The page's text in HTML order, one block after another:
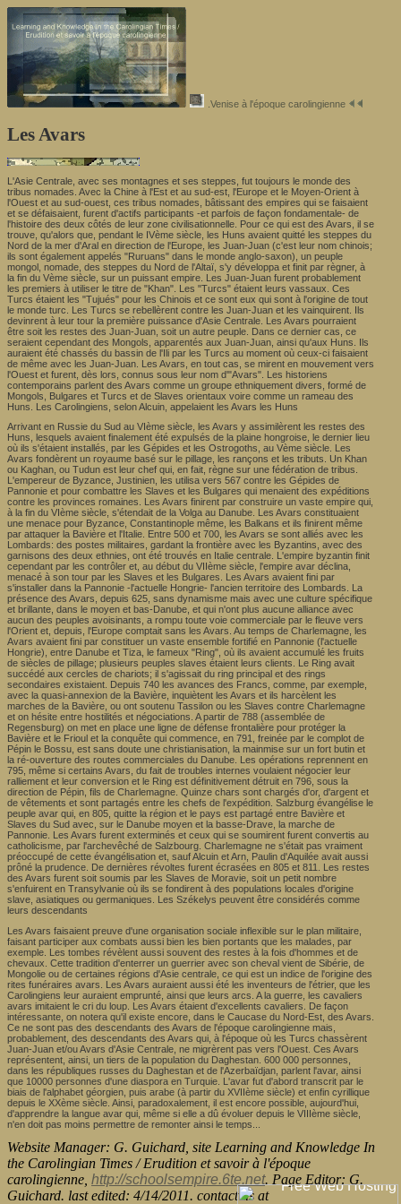
.Venise à l'époque carolingienne
Les Avars
L'Asie Centrale, avec ses montagnes et ses steppes, fut toujours le monde des
tribus nomades. Avec la Chine à l'Est et au sud-est, l'Europe et le Moyen-Orient à
l'Ouest et au sud-ouest, ces tribus nomades, bâtissant des empires qui se faisaient
et se défaisaient, furent d'actifs participants -et parfois de façon fondamentale- de
l'histoire des deux côtés de leur zone civilisationnelle. Pour ce qui est des Avars, il se
trouve, qu'alors que, pendant le IVème siècle, les Huns avaient quitté les steppes du
Nord de la mer d'Aral en direction de l'Europe, les Juan-Juan (c'est leur nom chinois;
ils sont également appelés "Ruruans" dans le monde anglo-saxon), un peuple
mongol, nomade, des steppes du Nord de l'Altaï, s'y développa et finit par règner, à
la fin du Vème siècle, sur un puissant empire. Les Juan-Juan furent probablement
les premiers à utiliser le titre de "Khan". Les "Turcs" étaient leurs vassaux. Ces
Turcs étaient les "Tujués" pour les Chinois et ce sont eux qui sont à l'origine de tout
le monde turc. Les Turcs se rebellèrent contre les Juan-Juan et les vainquirent. Ils
devinrent à leur tour la première puissance d'Asie Centrale. Les Avars pourraient
être soit les restes des Juan-Juan, soit un autre peuple. Dans ce dernier cas, ce
seraient cependant des Mongols, apparentés aux Juan-Juan, ainsi qu'aux Huns. Ils
auraient été chassés du bassin de l'Ili par les Turcs au moment où ceux-ci faisaient
de même avec les Juan-Juan. Les Avars, en tout cas, se mirent en mouvement vers
l'Ouest et furent, dès lors, connus sous leur nom d'"Avars". Les historiens
contemporains parlent des Avars comme un groupe ethniquement divers, formé de
Mongols, Bulgares et Turcs et de Slaves orientaux voire comme un rameau des
Huns. Les Carolingiens, selon Alcuin, appelaient les Avars les Huns
Arrivant en Russie du Sud au VIème siècle, les Avars y assimilèrent les restes des
Huns, lesquels avaient finalement été expulsés de la plaine hongroise, le dernier lieu
où ils s'étaient installés, par les Gépides et les Ostrogoths, au Vème siècle. Les
Avars fondèrent un royaume basé sur le pillage, les rançons et les tributs. Un Khan
ou Kaghan, ou Tudun est leur chef qui, en fait, règne sur une fédération de tribus.
L'empereur de Byzance, Justinien, les utilisa vers 567 contre les Gépides de
Pannonie et pour combattre les Slaves et les Bulgares qui menaient des expéditions
contre les provinces romaines. Les Avars finirent par construire un vaste empire qui,
à la fin du VIème siècle, s'étendait de la Volga au Danube. Les Avars constituaient
une menace pour Byzance, Constantinople même, les Balkans et ils finirent même
par attaquer la Bavière et l'Italie. Entre 500 et 700, les Avars se sont alliés avec les
Lombards: des postes militaires, gardant la frontière avec les Byzantins, avec des
garnisons des deux ethnies, ont été trouvés en Italie centrale. L'empire byzantin finit
cependant par les contrôler et, au début du VIIème siècle, l'empire avar déclina,
menacé à son tour par les Slaves et les Bulgares. Les Avars avaient fini par
s'installer dans la Pannonie -l'actuelle Hongrie- l'ancien territoire des Lombards. La
présence des Avars, depuis 625, sans dynamisme mais avec une culture spécifique
et brillante, dans le moyen et bas-Danube, et qui n'ont plus aucune alliance avec
aucun des peuples avoisinants, a rompu toute voie commerciale par le fleuve vers
l'Orient et, depuis, l'Europe comptait sans les Avars. Au temps de Charlemagne, les
Avars avaient fini par constituer un vaste ensemble fortifié en Pannonie (l'actuelle
Hongrie), entre Danube et Tiza, le fameux "Ring", où ils avaient accumulé les fruits
de siècles de pillage; plusieurs peuples slaves étaient leurs clients. Le Ring avait
succédé aux cercles de chariots; il s'agissait du ring principal et des rings
secondaires existaient. Depuis 740 les avances des Francs, comme, par exemple,
avec la quasi-annexion de la Bavière, inquiètent les Avars et ils harcèlent les
marches de la Bavière, ou ont soutenu Tassilon ou les Slaves contre Charlemagne
et on hésite entre hostilités et négociations. A partir de 788 (assemblée de
Regensburg) on met en place une ligne de défense frontalière pour protéger la
Bavière et le Frioul et la conquête qui commence, en 791, freinée par le complot de
Pépin le Bossu, est sans doute une christianisation, la mainmise sur un fort butin et
la ré-ouverture des routes commerciales du Danube. Les opérations reprennent en
795, même si certains Avars, du fait de troubles internes voulaient négocier leur
ralliement et leur conversion et le Ring est définitivement détruit en 796, sous la
direction de Pépin, fils de Charlemagne. Quinze chars sont chargés d'or, d'argent et
de vêtements et sont partagés entre les chefs de l'expédition. Salzburg évangélise le
peuple avar qui, en 805, quitte la région et le pays est partagé entre Bavière et
Slaves du Sud avec, sur le Danube moyen et la basse-Drave, la marche de
Pannonie. Les Avars furent exterminés et ceux qui se soumirent furent convertis au
catholicisme, par l'archevêché de Salzbourg. Charlemagne ne s'était pas vraiment
préoccupé de cette évangélisation et, sauf Alcuin et Arn, Paulin d'Aquilée avait aussi
prôné la prudence. De dernières révoltes furent écrasées en 805 et 811. Les restes
des Avars furent soit soumis par les Slaves de Moravie, soit un petit nombre
s'enfuirent en Transylvanie où ils se fondirent à des populations locales d'origine
slave, asiatiques ou germaniques. Les Székelys peuvent être considérés comme
leurs descendants
Les Avars faisaient preuve d'une organisation sociale inflexible sur le plan militaire,
faisant participer aux combats aussi bien les bien portants que les malades, par
exemple. Les tombes révèlent aussi souvent des restes à la fois d'hommes et de
chevaux. Cette tradition d'enterrer un guerrier avec son cheval vient de Sibérie, de
Mongolie ou de certaines régions d'Asie centrale, ce qui est un indice de l'origine des
rites funéraires avars. Les Avars auraient aussi été les inventeurs de l'étrier, que les
Carolingiens leur auraient emprunté, ainsi que leurs arcs. A la guerre, les cavaliers
avars imitaient le cri du loup. Les Avars étaient d'excellents cavaliers. De façon
intéressante, on notera qu'il existe encore, dans le Caucase du Nord-Est, des Avars.
Ce ne sont pas des descendants des Avars de l'époque carolingienne mais,
probablement, des descendants des Avars qui, à l'époque où les Turcs chassèrent
Juan-Juan et/ou Avars d'Asie Centrale, ne migrèrent pas vers l'Ouest. Ces Avars
représentent, ainsi, un tiers de la population du Daghestan. 600 000 personnes,
dans les républiques russes du Daghestan et de l'Azerbaïdjan, parlent l'avar, ainsi
que 10000 personnes d'une diaspora en Turquie. L'avar fut d'abord transcrit par le
biais de l'alphabet géorgien, puis arabe (à partir du XVIIème siècle) et enfin cyrillique
depuis le XXème siècle. Ainsi, paradoxalement, il est encore possible, aujourd'hui,
d'apprendre la langue avar qui, même si elle a dû évoluer depuis le VIIIème siècle,
n'en doit pas moins permettre de remonter ainsi le temps...
Website Manager: G. Guichard, site Learning and Knowledge In
the Carolingian Times / Erudition et savoir à l'époque
carolingienne, http://schoolsempire.6te.net. Page Editor: G.
Guichard. last edited: 4/14/2011. contact us at